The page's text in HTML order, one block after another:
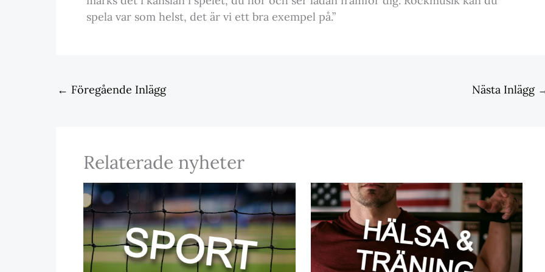
spela var som helst, det är vi ett bra exempel på.”
← Föregående Inlägg Nästa Inlägg
Relaterade nyheter